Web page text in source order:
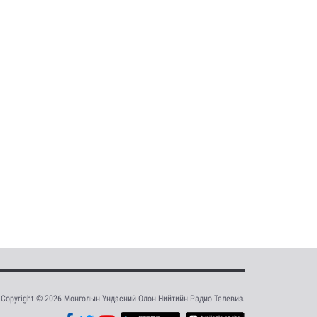
Copyright © 2026 Монголын Үндэсний Олон Нийтийн Радио Телевиз.